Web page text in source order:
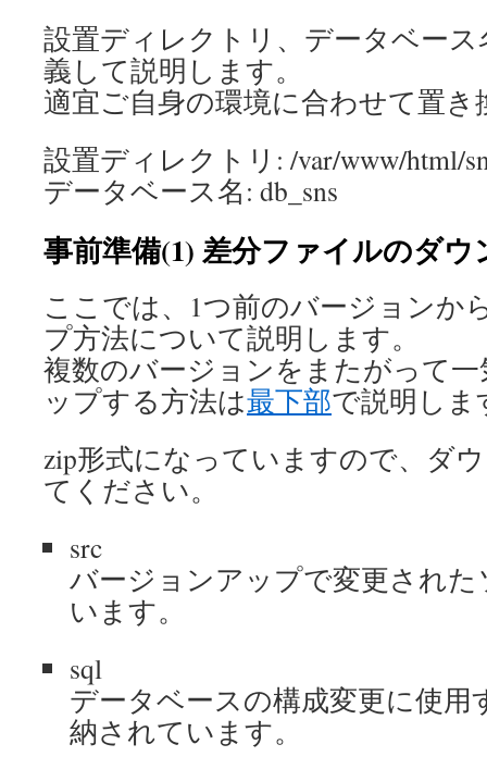
設置ディレクトリ、データベー
義して説明します。
適宜ご自身の環境に合わせて置
設置ディレクトリ: /var/www/html/
データベース名: db_sns
事前準備(1) 差分ファイルのダウ
ここでは、1つ前のバージョンか
プ方法について説明します。
複数のバージョンをまたがって
ップする方法は最下部で説明しま
zip形式になっていますので、ダ
てください。
src
バージョンアップで変更され
います。
sql
データベースの構成変更に使用
納されています。